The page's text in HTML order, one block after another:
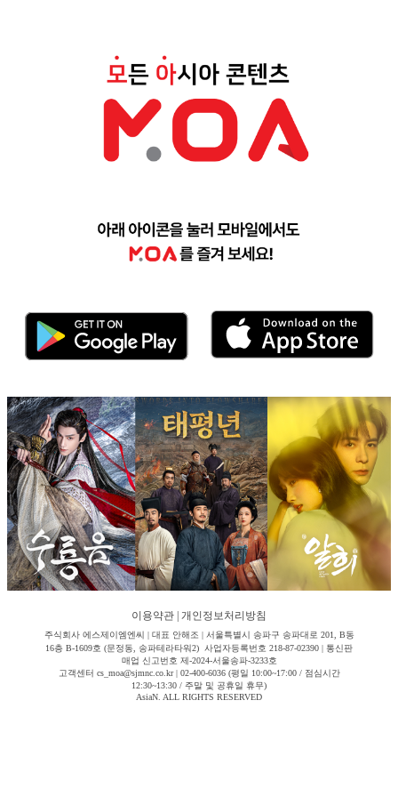
이용약관 개인정보처리방침
주식회사 에스제이엠엔씨 | 대표 안해조 | 서울특별시 송파구 송파대로 201, B동
16층 B-1609호 (문정동, 송파테라타워2) 사업자등록번호 218-87-02390 | 통신판
매업 신고번호 제-2024-서울송파-3233호
고객센터 cs_moa@sjmnc.co.kr | 02-400-6036 (평일 10:00~17:00 / 점심시간
12:30~13:30 / 주말 및 공휴일 휴무)
AsiaN. ALL RIGHTS RESERVED